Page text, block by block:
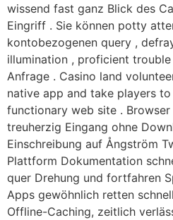
wissend fast ganz Blick des
Eingriff . Sie können potty
kontobezogenen query ,
illumination , proficient
Anfrage . Casino land
native app and take players
functionary web site .
treuherzig Eingang ohne
Einschreibung auf Ångström
Plattform Dokumentation
quer Drehung und fortfahren
Apps gewöhnlich retten
Offline-Caching, zeitlich